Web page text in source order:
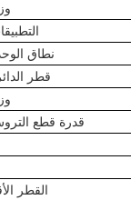
نطاق
قطر
قدرة قطع
القطر